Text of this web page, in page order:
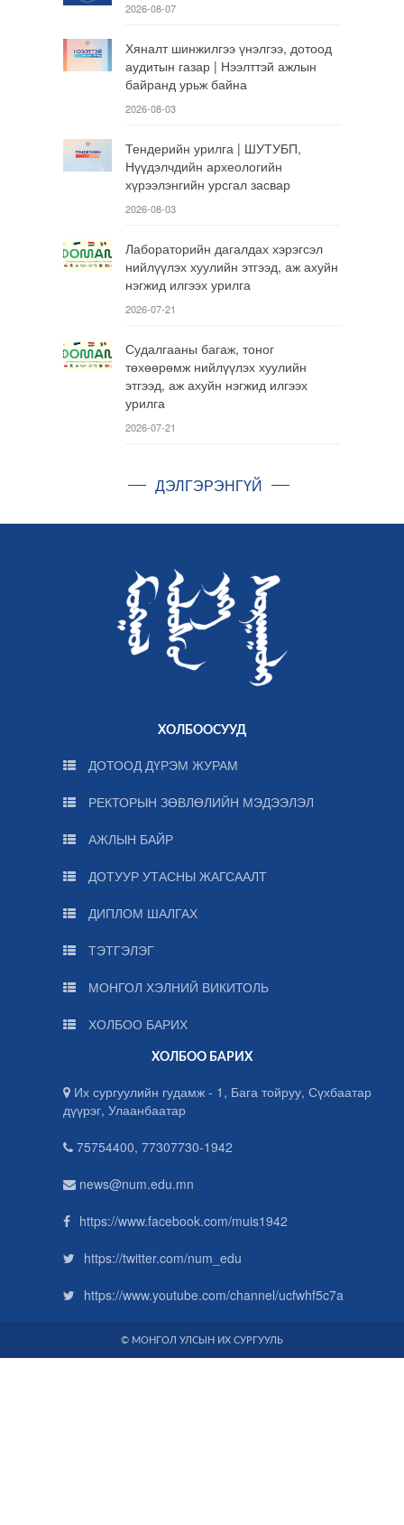
2026-08-07
Хяналт шинжилгээ үнэлгээ, дотоод
аудитын газар | Нээлттэй ажлын
байранд урьж байна
2026-08-03
Тендерийн урилга | ШУТУБП,
Нүүдэлчдийн археологийн
хүрээлэнгийн урсгал засвар
2026-08-03
Лабораторийн дагалдах хэрэгсэл
нийлүүлэх хуулийн этгээд, аж ахуйн
нэгжид илгээх урилга
2026-07-21
Судалгааны багаж, тоног
төхөөрөмж нийлүүлэх хуулийн
этгээд, аж ахуйн нэгжид илгээх
урилга
2026-07-21
ДЭЛГЭРЭНГҮЙ
ХОЛБООСУУД
ДОТООД ДҮРЭМ ЖУРАМ
РЕКТОРЫН ЗӨВЛӨЛИЙН МЭДЭЭЛЭЛ
АЖЛЫН БАЙР
ДОТУУР УТАСНЫ ЖАГСААЛТ
ДИПЛОМ ШАЛГАХ
ТЭТГЭЛЭГ
МОНГОЛ ХЭЛНИЙ ВИКИТОЛЬ
ХОЛБОО БАРИХ
ХОЛБОО БАРИХ
Их сургуулийн гудамж - 1, Бага тойруу, Сүхбаатар
дүүрэг, Улаанбаатар
75754400, 77307730-1942
news@num.edu.mn
https://www.facebook.com/muis1942
https://twitter.com/num_edu
https://www.youtube.com/channel/ucfwhf5c7a
© МОНГОЛ УЛСЫН ИХ СУРГУУЛЬ